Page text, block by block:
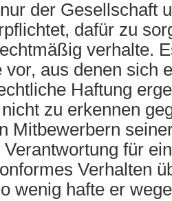
der Gesellschaft
dafür zu
verhalte.
vor, aus denen sich
Haftung
zu erkennen
Mitbewerbern
für ein
Verhalten
wenig hafte er